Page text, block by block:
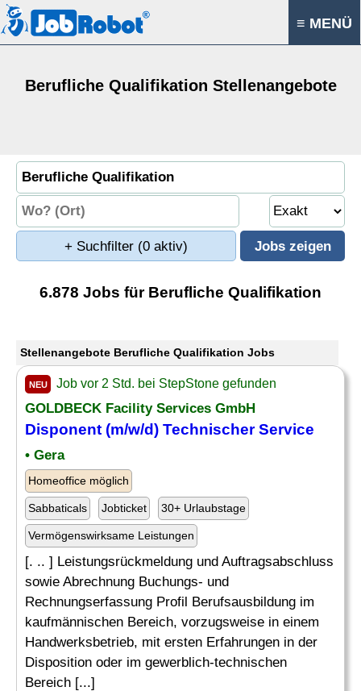
≡ MENÜ
Berufliche Qualifikation Stellenangebote
+ Suchfilter (0 aktiv)
6.878 Jobs für Berufliche Qualifikation
Stellenangebote Berufliche Qualifikation Jobs
NEU Job vor 2 Std. bei StepStone gefunden
GOLDBECK Facility Services GmbH
Disponent (m/w/d) Technischer Service
• Gera
Homeoffice möglich
Sabbaticals Jobticket 30+ Urlaubstage
Vermögenswirksame Leistungen
[. .. ] Leistungsrückmeldung und Auftragsabschluss
sowie Abrechnung Buchungs- und
Rechnungserfassung Profil Berufsausbildung im
kaufmännischen Bereich, vorzugsweise in einem
Handwerksbetrieb, mit ersten Erfahrungen in der
Disposition oder im gewerblich-technischen
Bereich [...]